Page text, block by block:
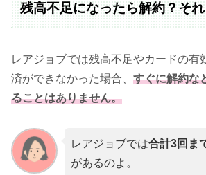
残高不足になったら解約？そ
レアジョブでは残高不足やカードの有
済ができなかった場合、 すぐに解約な
ることはありません。
レアジョブでは合計3回ま
があるのよ。